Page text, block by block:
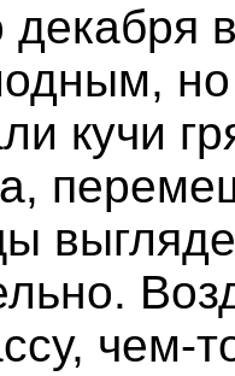
декабря
кучи
чем-